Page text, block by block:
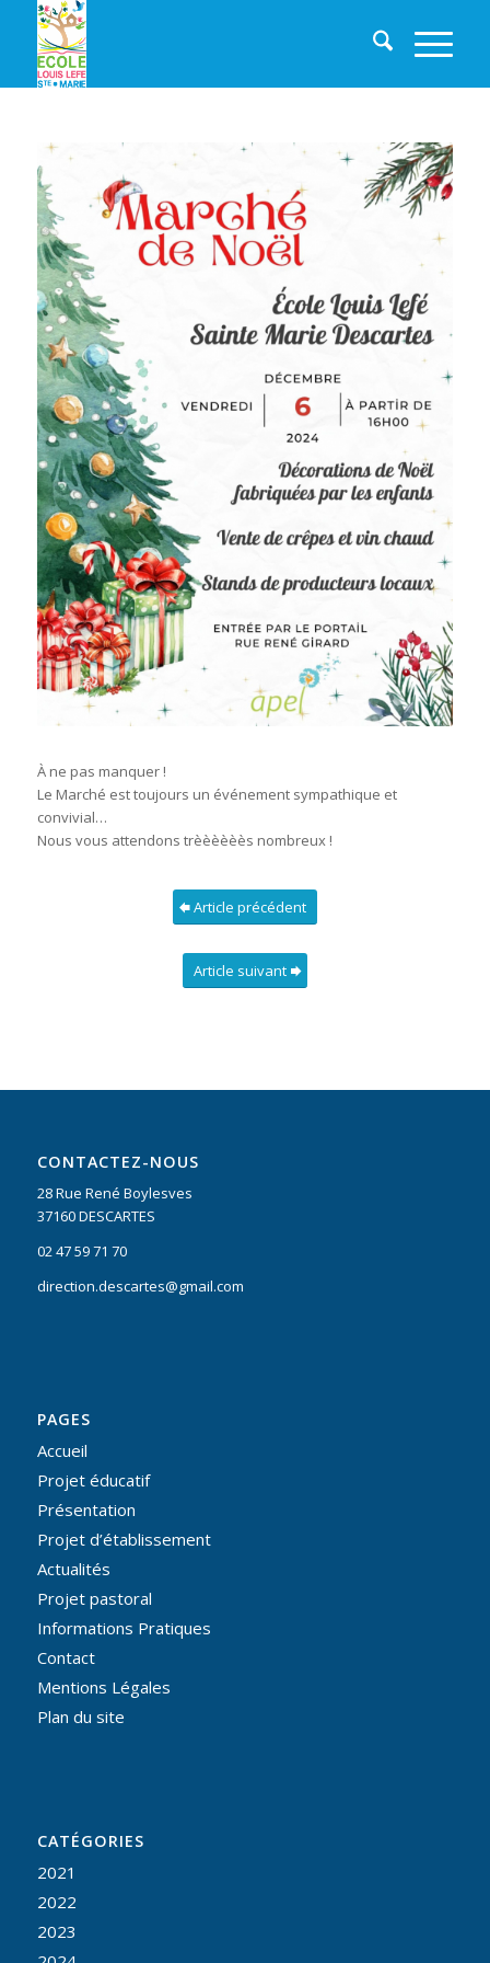
À ne pas manquer !
Le Marché est toujours un événement sympathique et
convivial…
Nous vous attendons trèèèèèès nombreux !
Article précédent
Article suivant
CONTACTEZ-NOUS
28 Rue René Boylesves
37160 DESCARTES
02 47 59 71 70
direction.descartes@gmail.com
PAGES
Accueil
Projet éducatif
Présentation
Projet d’établissement
Actualités
Projet pastoral
Informations Pratiques
Contact
Mentions Légales
Plan du site
CATÉGORIES
2021
2022
2023